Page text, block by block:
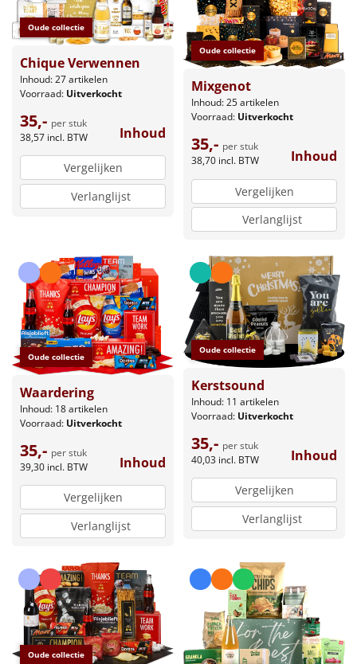
Oude collectie
Chique Verwennen
Inhoud: 27 artikelen
Voorraad: Uitverkocht
35,- per stuk
38,57 incl. BTW Inhoud
Vergelijken
Verlanglijst
Oude collectie
Mixgenot
Inhoud: 25 artikelen
Voorraad: Uitverkocht
35,- per stuk
38,70 incl. BTW Inhoud
Vergelijken
Verlanglijst
Oude collectie
Waardering
Inhoud: 18 artikelen
Voorraad: Uitverkocht
35,- per stuk
39,30 incl. BTW Inhoud
Vergelijken
Verlanglijst
Oude collectie
Kerstsound
Inhoud: 11 artikelen
Voorraad: Uitverkocht
35,- per stuk
40,03 incl. BTW Inhoud
Vergelijken
Verlanglijst
Oude collectie